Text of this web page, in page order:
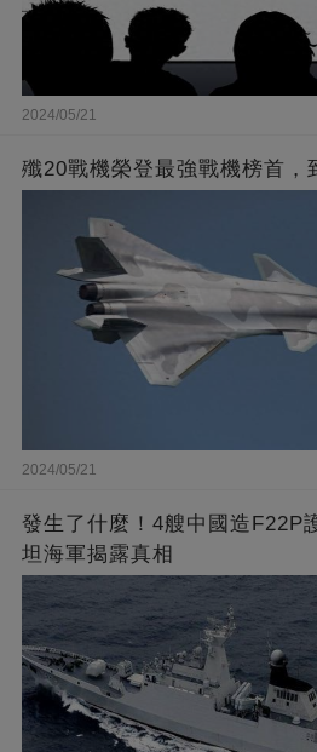
2024/05/21
殲20戰機榮登最強戰機榜首，
2024/05/21
發生了什麼！4艘中國造F22P
坦海軍揭露真相